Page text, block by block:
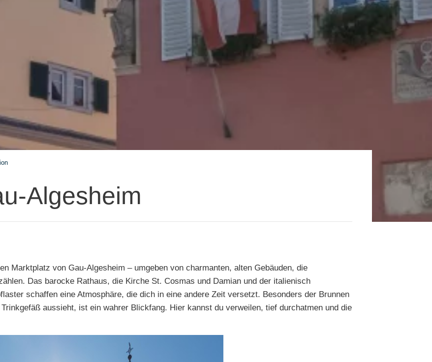
Algesheim
Marktplatz von Gau-Algesheim – umgeben von charmanten, alten Gebäuden, die
Das barocke Rathaus, die Kirche St. Cosmas und Damian und der italienisch
schaffen eine Atmosphäre, die dich in eine andere Zeit versetzt. Besonders der Brunnen
aussieht, ist ein wahrer Blickfang. Hier kannst du verweilen, tief durchatmen und die